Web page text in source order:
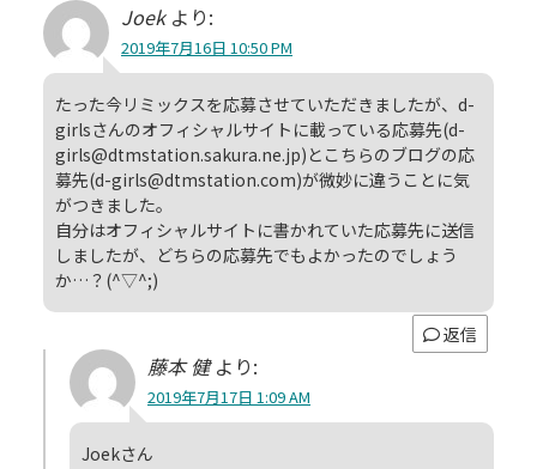
Joek より:
2019年7月16日 10:50 PM
たった今リミックスを応募させていただきましたが、d-
girlsさんのオフィシャルサイトに載っている応募先(d-
girls@dtmstation.sakura.ne.jp)とこちらのブログの応
募先(d-girls@dtmstation.com)が微妙に違うことに気
がつきました。
自分はオフィシャルサイトに書かれていた応募先に送信
しましたが、どちらの応募先でもよかったのでしょう
か…？(^▽^;)
返信
藤本 健 より:
2019年7月17日 1:09 AM
Joekさん